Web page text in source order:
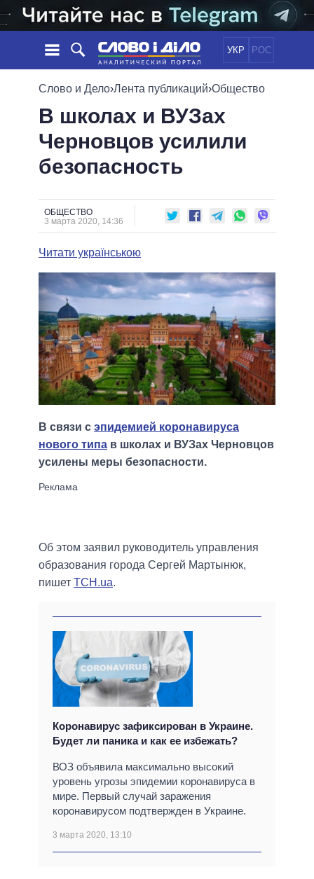
УКР РОС
НОВОСТИ
ЛЕНТА
СОБЫТИЯ
СТАТЬИ
ОБЗОРЫ
ДАЙДЖЕСТЫ
ПОЛИТИКА
ЭКОНОМИКА
ОБЩЕСТВО
ОБЕЩАНИЯ
ПОЛИТИКИ
ПРЕЗИДЕНТ И ОФИС
ВЕРХОВНАЯ РАДА
МЭРЫ
ВСЕ ПЕРСОНЫ
ВИДЕО
СРАВНЕНИЕ ПОЛИТИКОВ
Слово и Дело›Лента публикаций›Общество
В школах и ВУЗах
Черновцов усилили
безопасность
ОБЩЕСТВО
3 марта 2020, 14:36
Читати українською
В связи с эпидемией коронавируса
нового типа в школах и ВУЗах Черновцов
усилены меры безопасности.
Об этом заявил руководитель управления
образования города Сергей Мартынюк,
пишет ТСН.ua.
Коронавирус зафиксирован в Украине.
Будет ли паника и как ее избежать?
ВОЗ объявила максимально высокий
уровень угрозы эпидемии коронавируса в
мире. Первый случай заражения
коронавирусом подтвержден в Украине.
3 марта 2020, 13:10